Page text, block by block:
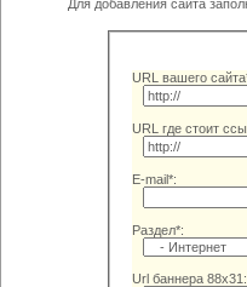
Для добавления сайта
URL вашего
URL где стоит
E-mail*:
Раздел*:
Url баннера 88x31: